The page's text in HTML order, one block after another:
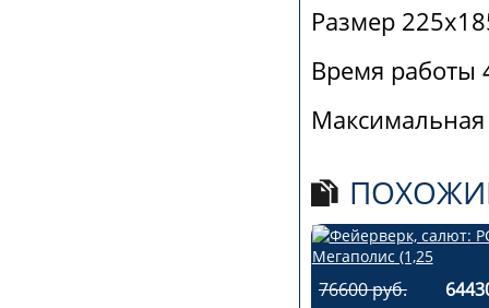
Размер
Время работы
76600 руб.